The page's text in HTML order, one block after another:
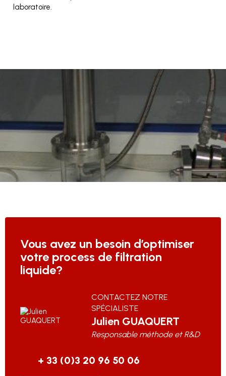
laboratoire.
Vous avez un besoin d’optimiser
votre process de filtration
liquide?
CONTACTEZ NOTRE
SPÉCIALISTE
Julien GUAQUERT
Responsable méthode et R&D
+ 33 (0)3 20 96 50 06